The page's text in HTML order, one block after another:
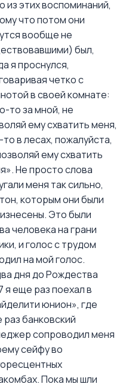
из этих воспоминаний,
что потом они
вообще не
был,
я проснулся,
четко с
в своей комнате:
то за мной, не
ему схватить меня,
в лесах, пожалуйста,
ему схватить
Не просто слова
меня так сильно,
которым они были
Это были
человека на грани
и голос с трудом
на мой голос.
дня до Рождества
я еще раз поехал в
юнион», где
банковский
сопроводил меня
сейфу во
Пока мы шли